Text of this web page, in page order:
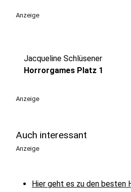
Anzeige
Jacqueline Schlüsener
Horrorgames Platz 1
Anzeige
Auch interessant
Anzeige
Hier geht es zu den besten